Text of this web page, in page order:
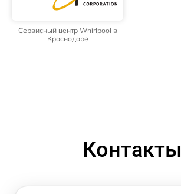
Сервисный центр Whirlpool в
Краснодаре
Контакты